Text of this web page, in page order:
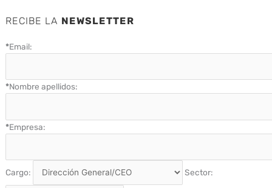
RECIBE LA NEWSLETTER
*Email:
*Nombre apellidos:
*Empresa:
Cargo: Sector: